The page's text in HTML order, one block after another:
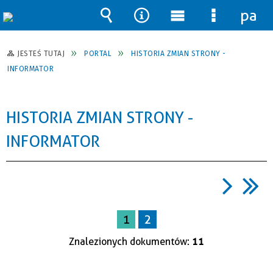
JESTEŚ TUTAJ PORTAL
HISTORIA ZMIAN STRONY -
INFORMATOR
HISTORIA ZMIAN STRONY -
INFORMATOR
1 2
Znalezionych dokumentów: 11
Wyszukiwarka
Narzędzia
Menu
główne
Menu